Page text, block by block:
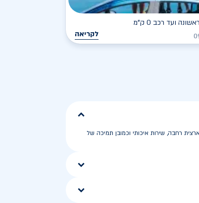
ועד רכב 0 ק"מ
לקריאה
רחבה, שירות איכותי וכמובן תמיכה של